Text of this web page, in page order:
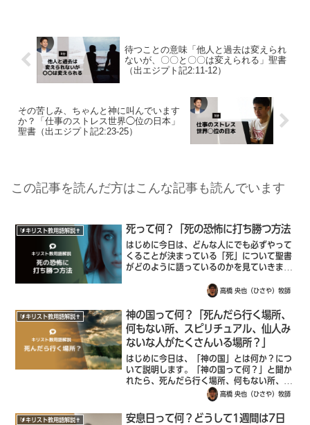
待つことの意味「他人と過去は変えられ
ないが、〇〇と〇〇は変えられる」聖書
（出エジプト記2:11-12）
その苦しみ、ちゃんと神に叫んでいます
か？「仕事のストレス世界◯位の日本」
聖書（出エジプト記2:23-25）
この記事を読んだ方はこんな記事も読んでいます
🔰キリスト教用語解説✝️ 死って何？「死の恐怖に打ち勝つ方法
はじめに今日は、どんな人にでも必ずやって
くることが決まっている「死」について聖書
がどのように語っているのかを見ていきまし
り、できれば直視したくないものですよね。
す...
高橋 央也（ひさや）牧師
🔰キリスト教用語解説✝️
神の国って何？「死んだら行く場所、
何もない所、スピリチュアル、仙人み
ないな人がたくさんいる場所？」
はじめに今日は、「神の国」とは何か？につ
いて説明します。「神の国って何？」と聞か
れたら、死んだら行く場所、何もない所、ス
ピリチュアル、仙人みないな人がたくさんい
る場所(？)、というイメージを浮かべる方も
多いかもしれません。だけど、見たことが...
高橋 央也（ひさや）牧師
🔰キリスト教用語解説✝️
安息日って何？どうして1週間は7日